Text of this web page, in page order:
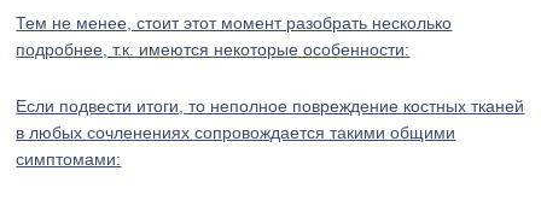
Тем не менее, стоит этот момент разобрать несколько
подробнее, т.к. имеются некоторые особенности:
Если подвести итоги, то неполное повреждение костных тканей
в любых сочленениях сопровождается такими общими
симптомами: